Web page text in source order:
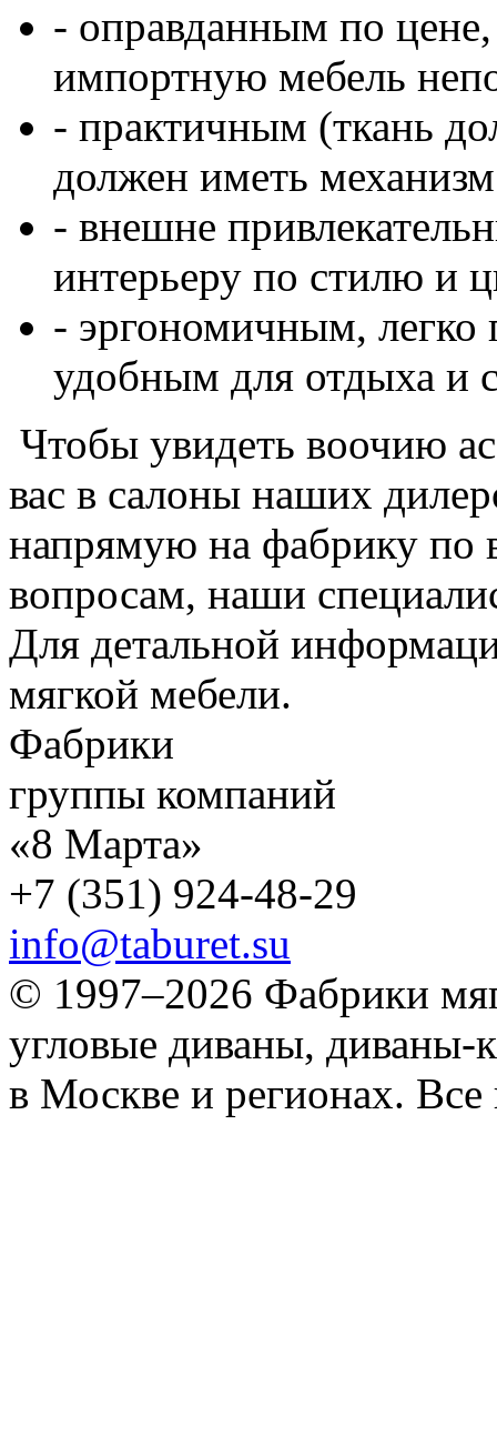
- оправданным по цене,
импортную мебель
- практичным (ткань
должен иметь
- внешне
интерьеру по стилю и
- эргономичным, легко
удобным для отдыха и
Чтобы увидеть воочию
вас в салоны наших
напрямую на фабрику по
вопросам, наши
Для детальной
мягкой мебели.
Фабрики
группы компаний
«8 Марта»
+7 (351) 924-48-29
info@taburet.su
© 1997–2026 Фабрики
угловые диваны, диваны-
в Москве и регионах.